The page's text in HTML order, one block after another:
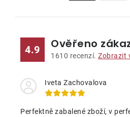
4.9 Ověřeno
1610 recenzí. Zobrazit
Iveta Zachovalova
Perfektně zabalené zboží, v